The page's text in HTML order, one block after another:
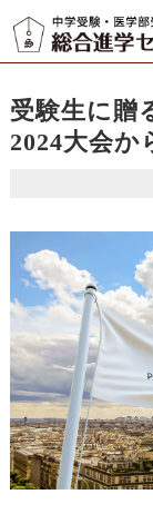
受験生に贈
2024大会